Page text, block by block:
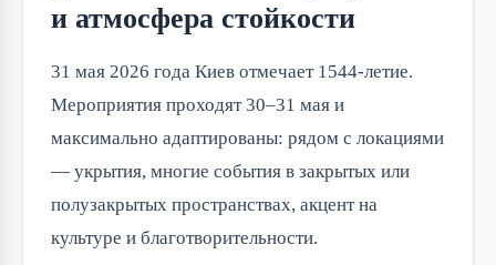
и атмосфера стойкости
31 мая 2026 года Киев отмечает 1544-летие.
Мероприятия проходят 30–31 мая и
максимально адаптированы: рядом с локациями
— укрытия, многие события в закрытых или
полузакрытых пространствах, акцент на
культуре и благотворительности.